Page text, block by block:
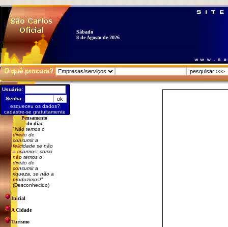
Sábado
8 de Agosto de 2026
O quê procura?
Usuário:
Senha:
esqueceu os dados?
cadastre-se gratuitamente
Pensamento
do dia:
"Não temos o
direito de
consumir a
felicidade se não
a criarmos: como
não temos o
direito de
consumir a
riqueza, se não a
produzimos!"
(Desconhecido)
Inicial
A Cidade
Turismo